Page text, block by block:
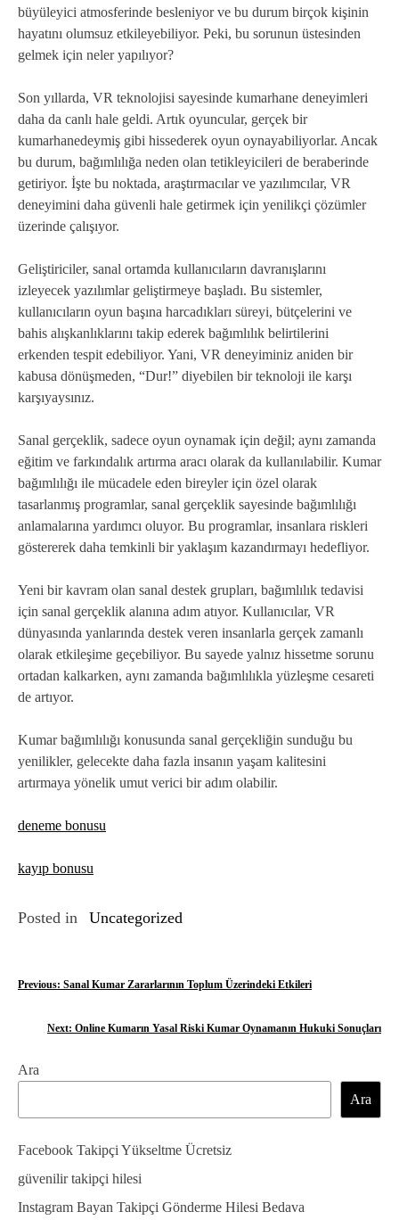
büyüleyici atmosferinde besleniyor ve bu durum birçok kişinin
hayatını olumsuz etkileyebiliyor. Peki, bu sorunun üstesinden
gelmek için neler yapılıyor?
Son yıllarda, VR teknolojisi sayesinde kumarhane deneyimleri
daha da canlı hale geldi. Artık oyuncular, gerçek bir
kumarhanedeymiş gibi hissederek oyun oynayabiliyorlar. Ancak
bu durum, bağımlılığa neden olan tetikleyicileri de beraberinde
getiriyor. İşte bu noktada, araştırmacılar ve yazılımcılar, VR
deneyimini daha güvenli hale getirmek için yenilikçi çözümler
üzerinde çalışıyor.
Geliştiriciler, sanal ortamda kullanıcıların davranışlarını
izleyecek yazılımlar geliştirmeye başladı. Bu sistemler,
kullanıcıların oyun başına harcadıkları süreyi, bütçelerini ve
bahis alışkanlıklarını takip ederek bağımlılık belirtilerini
erkenden tespit edebiliyor. Yani, VR deneyiminiz aniden bir
kabusa dönüşmeden, “Dur!” diyebilen bir teknoloji ile karşı
karşıyaysınız.
Sanal gerçeklik, sadece oyun oynamak için değil; aynı zamanda
eğitim ve farkındalık artırma aracı olarak da kullanılabilir. Kumar
bağımlılığı ile mücadele eden bireyler için özel olarak
tasarlanmış programlar, sanal gerçeklik sayesinde bağımlılığı
anlamalarına yardımcı oluyor. Bu programlar, insanlara riskleri
göstererek daha temkinli bir yaklaşım kazandırmayı hedefliyor.
Yeni bir kavram olan sanal destek grupları, bağımlılık tedavisi
için sanal gerçeklik alanına adım atıyor. Kullanıcılar, VR
dünyasında yanlarında destek veren insanlarla gerçek zamanlı
olarak etkileşime geçebiliyor. Bu sayede yalnız hissetme sorunu
ortadan kalkarken, aynı zamanda bağımlılıkla yüzleşme cesareti
de artıyor.
Kumar bağımlılığı konusunda sanal gerçekliğin sunduğu bu
yenilikler, gelecekte daha fazla insanın yaşam kalitesini
artırmaya yönelik umut verici bir adım olabilir.
deneme bonusu
kayıp bonusu
Posted in Uncategorized
Y
ı
g
e
z
i
Previous: Sanal Kumar Zararlarının Toplum Üzerindeki Etkileri
Next: Online Kumarın Yasal Riski Kumar Oynamanın Hukuki Sonuçları
Ara
Ara
Facebook Takipçi Yükseltme Ücretsiz
güvenilir takipçi hilesi
Instagram Bayan Takipçi Gönderme Hilesi Bedava